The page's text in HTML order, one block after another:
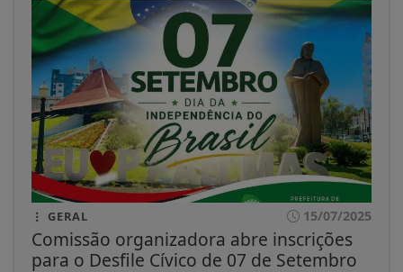
GERAL 15/07/2025
Comissão organizadora abre inscrições
para o Desfile Cívico de 07 de Setembro